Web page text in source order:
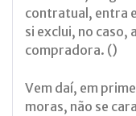
contratual, entra
si exclui, no caso,
compradora. ()
Vem daí, em
moras, não se